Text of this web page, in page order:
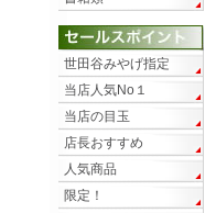
世田谷みやげ指定
当店人気No１
当店の目玉
店長おすすめ
人気商品
限定！